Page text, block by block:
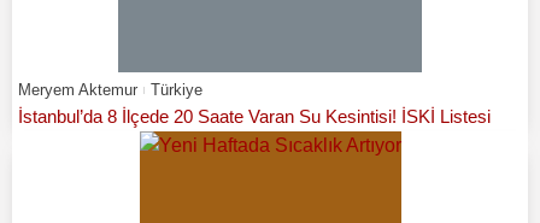
Meryem Aktemur Türkiye
İstanbul’da 8 İlçede 20 Saate Varan Su Kesintisi! İSKİ Listesi